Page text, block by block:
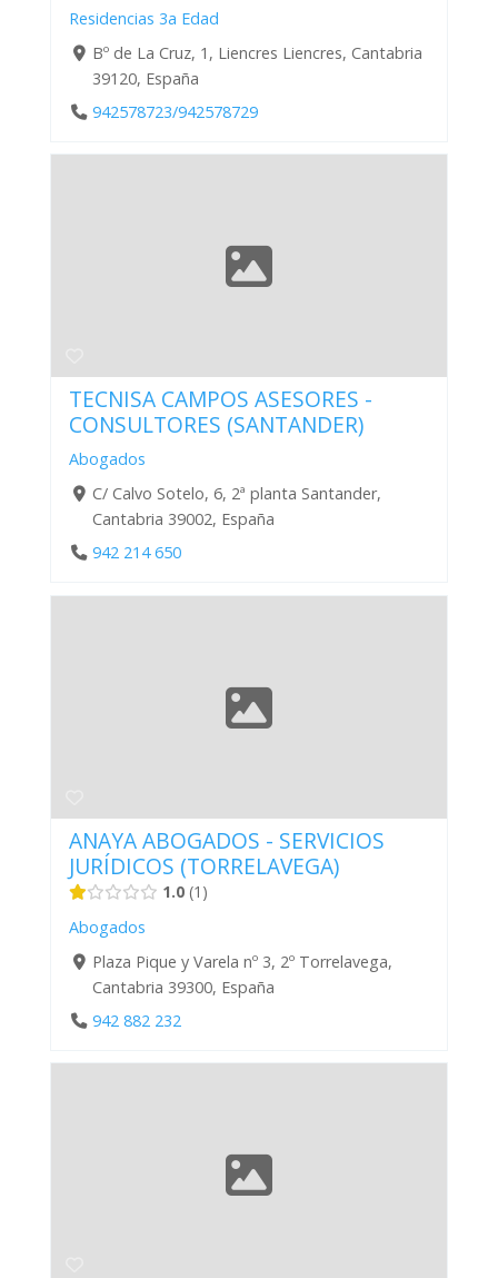
Residencias 3a Edad
Bº de La Cruz, 1, Liencres Liencres, Cantabria
39120, España
942578723/942578729
TECNISA CAMPOS ASESORES -
CONSULTORES (SANTANDER)
Abogados
C/ Calvo Sotelo, 6, 2ª planta Santander,
Cantabria 39002, España
942 214 650
ANAYA ABOGADOS - SERVICIOS
JURÍDICOS (TORRELAVEGA)
1.0 1
Abogados
Plaza Pique y Varela nº 3, 2º Torrelavega,
Cantabria 39300, España
942 882 232